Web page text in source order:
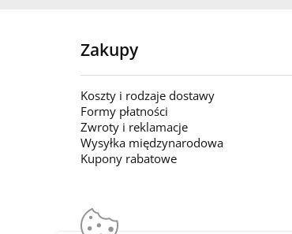
Zakupy
Koszty i rodzaje dostawy
Formy płatności
Zwroty i reklamacje
Wysyłka międzynarodowa
Kupony rabatowe